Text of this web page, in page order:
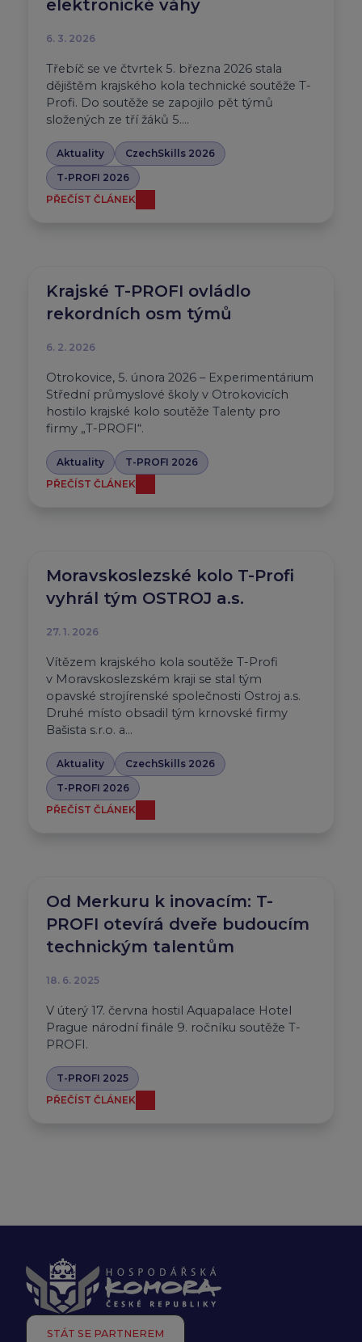
elektronické váhy
6. 3. 2026
Třebíč se ve čtvrtek 5. března 2026 stala
dějištěm krajského kola technické soutěže T-
Profi. Do soutěže se zapojilo pět týmů
složených ze tří žáků 5….
Aktuality
CzechSkills 2026
T-PROFI 2026
PŘEČÍST ČLÁNEK
Krajské T-PROFI ovládlo
rekordních osm týmů
6. 2. 2026
Otrokovice, 5. února 2026 – Experimentárium
Střední průmyslové školy v Otrokovicích
hostilo krajské kolo soutěže Talenty pro
firmy „T-PROFI“.
Aktuality
T-PROFI 2026
PŘEČÍST ČLÁNEK
Moravskoslezské kolo T-Profi
vyhrál tým OSTROJ a.s.
27. 1. 2026
Vítězem krajského kola soutěže T-Profi
v Moravskoslezském kraji se stal tým
opavské strojírenské společnosti Ostroj a.s.
Druhé místo obsadil tým krnovské firmy
Bašista s.r.o. a…
Aktuality
CzechSkills 2026
T-PROFI 2026
PŘEČÍST ČLÁNEK
Od Merkuru k inovacím: T-
PROFI otevírá dveře budoucím
technickým talentům
18. 6. 2025
V úterý 17. června hostil Aquapalace Hotel
Prague národní finále 9. ročníku soutěže T-
PROFI.
T-PROFI 2025
PŘEČÍST ČLÁNEK
STÁT SE PARTNEREM